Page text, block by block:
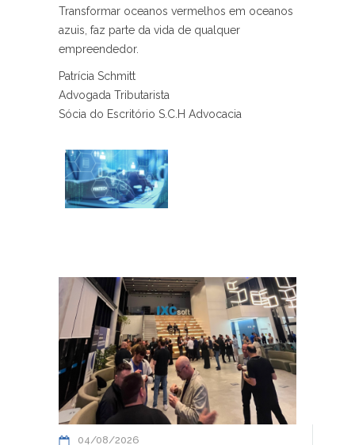
Transformar oceanos vermelhos em oceanos
azuis, faz parte da vida de qualquer
empreendedor.
Patrícia Schmitt
Advogada Tributarista
Sócia do Escritório S.C.H Advocacia
04/08/2026